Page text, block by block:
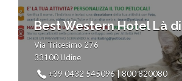
Best Western Hotel Là
Via Tricesimo 276
33100 Udine
+39 0432 545096 | 800 820080